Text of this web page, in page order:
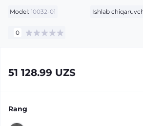
Model: 10032-01 Ishlab
0
51 128.99 UZS
Rang